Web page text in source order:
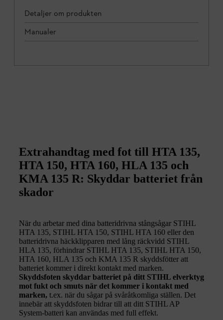
Detaljer om produkten
Manualer
Extrahandtag med fot till HTA 135,
HTA 150, HTA 160, HLA 135 och
KMA 135 R: Skyddar batteriet från
skador
När du arbetar med dina batteridrivna stångsågar STIHL
HTA 135, STIHL HTA 150, STIHL HTA 160 eller den
batteridrivna häckklipparen med lång räckvidd STIHL
HLA 135, förhindrar STIHL HTA 135, STIHL HTA 150,
HTA 160, HLA 135 och KMA 135 R skyddsfötter att
batteriet kommer i direkt kontakt med marken.
Skyddsfoten skyddar batteriet på ditt STIHL elverktyg
mot fukt och smuts när det kommer i kontakt med
marken, t.ex. när du sågar på svåråtkomliga ställen. Det
innebär att skyddsfoten bidrar till att ditt STIHL AP
System-batteri kan användas med full effekt.